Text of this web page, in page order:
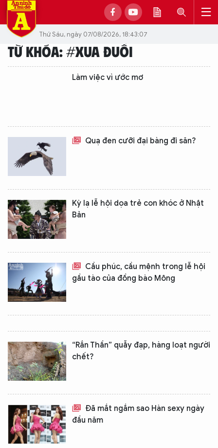
Thứ Sáu, ngày 07/08/2026, 18:43:07
TỪ KHÓA: #XUA ĐUỔI
Làm việc vì ước mơ
Quạ đen cưỡi đại bàng đi săn?
Kỳ lạ lễ hội dọa trẻ con khóc ở Nhật
Bản
Cầu phúc, cầu mệnh trong lễ hội
gầu tào của đồng bào Mông
“Rắn Thần” quẫy đạp, hàng loạt người
chết?
Đã mắt ngắm sao Hàn sexy ngày
đầu năm